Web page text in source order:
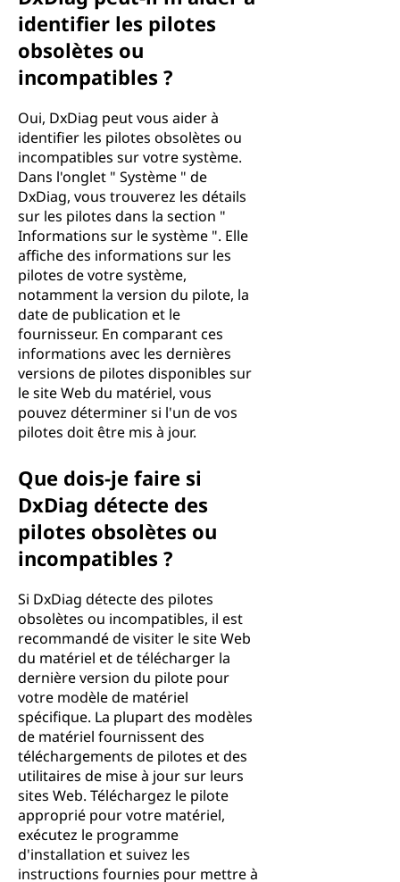
identifier les pilotes
obsolètes ou
incompatibles ?
Oui, DxDiag peut vous aider à
identifier les pilotes obsolètes ou
incompatibles sur votre système.
Dans l'onglet " Système " de
DxDiag, vous trouverez les détails
sur les pilotes dans la section "
Informations sur le système ". Elle
affiche des informations sur les
pilotes de votre système,
notamment la version du pilote, la
date de publication et le
fournisseur. En comparant ces
informations avec les dernières
versions de pilotes disponibles sur
le site Web du matériel, vous
pouvez déterminer si l'un de vos
pilotes doit être mis à jour.
Que dois-je faire si
DxDiag détecte des
pilotes obsolètes ou
incompatibles ?
Si DxDiag détecte des pilotes
obsolètes ou incompatibles, il est
recommandé de visiter le site Web
du matériel et de télécharger la
dernière version du pilote pour
votre modèle de matériel
spécifique. La plupart des modèles
de matériel fournissent des
téléchargements de pilotes et des
utilitaires de mise à jour sur leurs
sites Web. Téléchargez le pilote
approprié pour votre matériel,
exécutez le programme
d'installation et suivez les
instructions fournies pour mettre à